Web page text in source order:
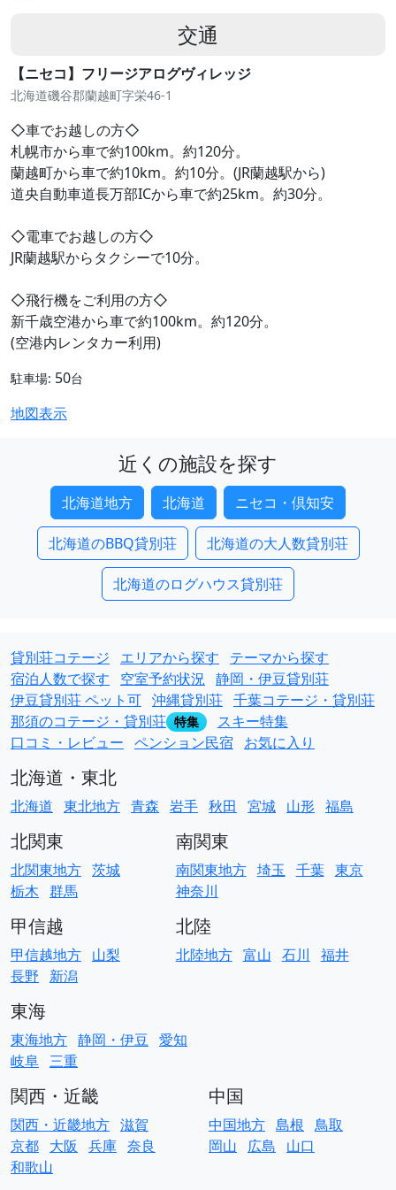
交通
【ニセコ】フリージアログヴィレッジ
北海道磯谷郡蘭越町字栄46-1
◇車でお越しの方◇
札幌市から車で約100km。約120分。
蘭越町から車で約10km。約10分。(JR蘭越駅から)
道央自動車道長万部ICから車で約25km。約30分。
◇電車でお越しの方◇
JR蘭越駅からタクシーで10分。
◇飛行機をご利用の方◇
新千歳空港から車で約100km。約120分。
(空港内レンタカー利用)
駐車場: 50台
地図表示
近くの施設を探す
北海道地方 北海道 ニセコ・倶知安
北海道のBBQ貸別荘 北海道の大人数貸別荘
北海道のログハウス貸別荘
貸別荘コテージ エリアから探す
テーマから探す
宿泊人数で探す
空室予約状況 静岡・伊豆貸別荘
伊豆貸別荘 ペット可 沖縄貸別荘 千葉コテージ・貸別荘
那須のコテージ・貸別荘 特集
スキー特集
口コミ・レビュー ペンション民宿 お気に入り
北海道・東北
北海道 東北地方 青森 岩手 秋田 宮城 山形 福島
北関東
北関東地方 茨城
栃木 群馬
南関東
南関東地方 埼玉 千葉 東京
神奈川
甲信越
甲信越地方 山梨
長野
新潟
北陸
北陸地方 富山 石川 福井
東海
東海地方 静岡・伊豆 愛知
岐阜 三重
関西・近畿
関西・近畿地方 滋賀
京都 大阪 兵庫 奈良
和歌山
中国
中国地方 島根 鳥取
岡山
広島 山口